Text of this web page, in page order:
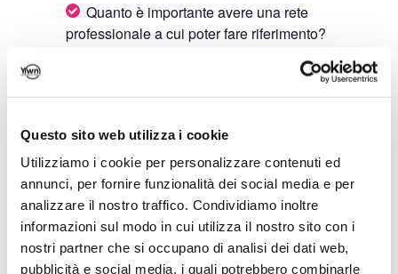
Questo sito web utilizza i cookie
Utilizziamo i cookie per personalizzare contenuti ed
annunci, per fornire funzionalità dei social media e per
analizzare il nostro traffico. Condividiamo inoltre
informazioni sul modo in cui utilizza il nostro sito con i
nostri partner che si occupano di analisi dei dati web,
pubblicità e social media, i quali potrebbero combinarle
Quanto è importante avere una rete
professionale a cui poter fare riferimento?
Quali sono le difficoltà riscontrate nel
provare a costruire il proprio network?
efficace?
Queste sono solo alcune delle domande a
cui cercheremo di rispondere tutt*
insieme, durante la serata.
L’evento si terràin presenza,in